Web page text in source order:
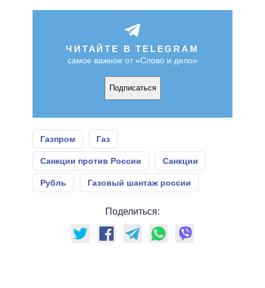
ЧИТАЙТЕ В TELEGRAM
самое важное от «Слово и дело»
Подписаться
Газпром Газ
Санкции против России Санкции
Рубль Газовый шантаж россии
Поделиться: